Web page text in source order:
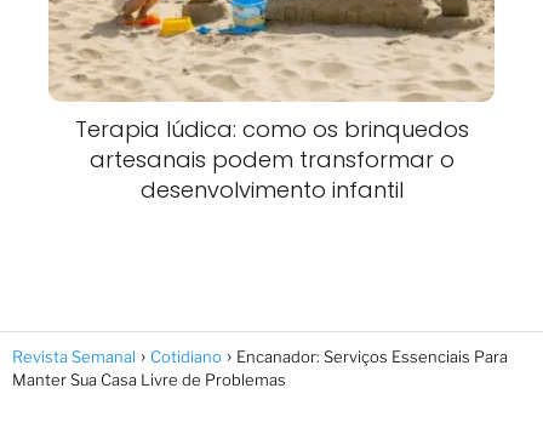
Terapia lúdica: como os brinquedos
artesanais podem transformar o
desenvolvimento infantil
Revista Semanal Cotidiano
Encanador: Serviços Essenciais Para
Manter Sua Casa Livre de Problemas